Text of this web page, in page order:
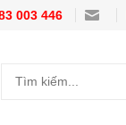
003 446